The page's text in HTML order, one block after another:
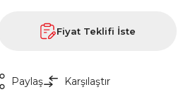
Fiyat Teklifi İste
Paylaş Karşılaştır